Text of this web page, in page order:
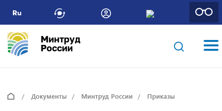
Ru
Минтруд
России
Документы Минтруд России Приказы